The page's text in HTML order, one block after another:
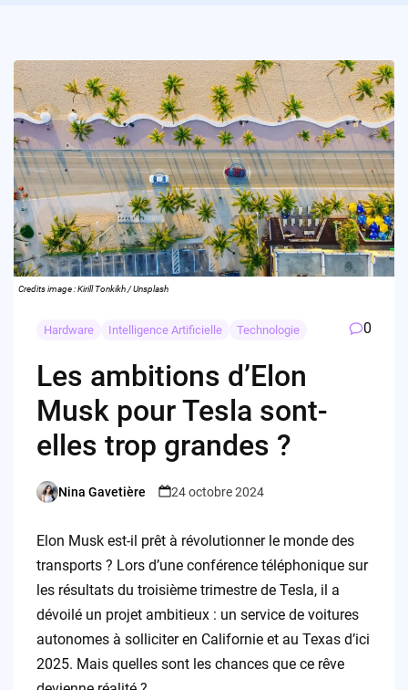
Credits image : Kirill Tonkikh / Unsplash
Hardware Intelligence Artificielle Technologie 0
Les ambitions d’Elon
Musk pour Tesla sont-
elles trop grandes ?
Posted
Nina Gavetière 24 octobre 2024
Elon Musk est-il prêt à révolutionner le monde des
transports ? Lors d’une conférence téléphonique sur
les résultats du troisième trimestre de Tesla, il a
dévoilé un projet ambitieux : un service de voitures
autonomes à solliciter en Californie et au Texas d’ici
2025. Mais quelles sont les chances que ce rêve